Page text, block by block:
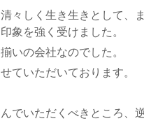
々しく生き生きとして、
象を強く受けました。
いの会社なのでした。
ていただいております。
でいただくべきところ、